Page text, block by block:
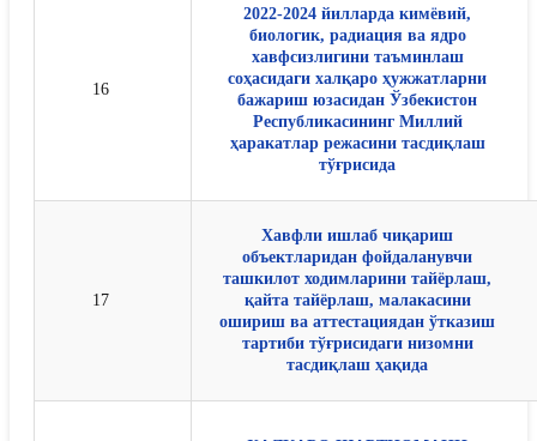
16
2022-2024 йилларда кимёвий,
биологик, радиация ва ядро
хавфсизлигини таъминлаш
соҳасидаги халқаро ҳужжатларни
бажариш юзасидан Ўзбекистон
Республикасининг Миллий
ҳаракатлар режасини тасдиқлаш
тўғрисида
17
Хавфли ишлаб чиқариш
объектларидан фойдаланувчи
ташкилот ходимларини тайёрлаш,
қайта тайёрлаш, малакасини
ошириш ва аттестациядан ўтказиш
тартиби тўғрисидаги низомни
тасдиқлаш ҳақида